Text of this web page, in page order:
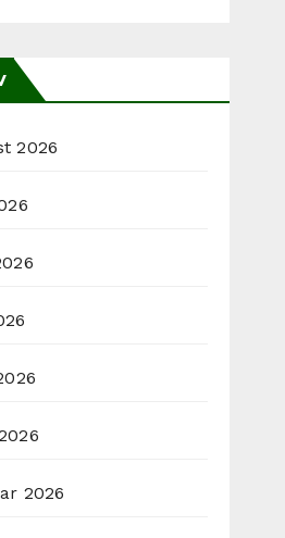
2026
2026